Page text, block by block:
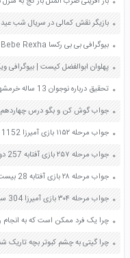
بازیگر نقش کمالی در سریال شب
بیوگرافی بی بی رکسا Bebe Rexha کیست + ویکی پدیا آدرس اینستاگرام
پهلوان ابوالفضل کیست | بیوگرافی
جواب گوش کن و بگو درس چهاردهم شجاعت
جواب مرحله ۱۱۵۲ بازی آمیرزا 1152 یک هزار و صد و پنجاه و دو پاسخ
جواب مرحله ۲۵۷ بازی آفتابه 257 دویست و پنجاه و هفت پاسخ
جواب مرحله ۲۸ بازی آفتابه 28 بیست و هشت پاسخ
جواب مرحله ۳۰۴ بازی آمیرزا 304 سیصد و چهار پاسخ
چرا گیتی به چشم کبوتر بچه تاریک شد؟ صفحه